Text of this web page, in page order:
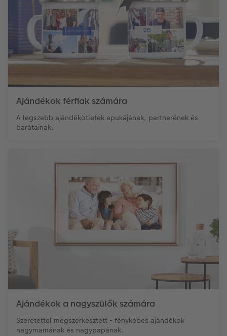
Ajándékok férfiak számára
A legszebb ajándékötletek apukájának, partnerének és
barátainak.
Ajándékok a nagyszülők számára
Szeretettel megszerkesztett - fényképes ajándékok
nagymamának és nagypapának.